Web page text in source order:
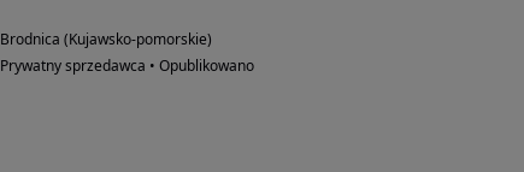
Brodnica (Kujawsko-pomorskie)
Prywatny sprzedawca • Opublikowano